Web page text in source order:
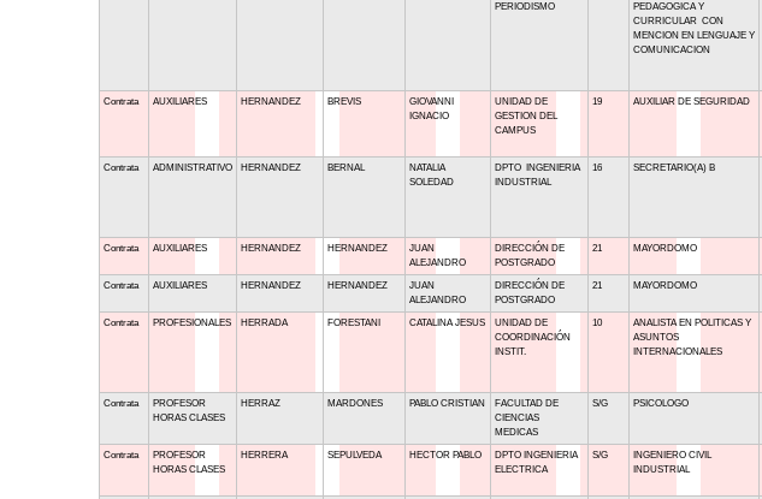
PERIODISMO
PEDAGOGICA Y
CURRICULAR CON
MENCION EN LENGUAJE Y
COMUNICACION
Contrata AUXILIARES HERNANDEZ BREVIS
GIOVANNI
IGNACIO
UNIDAD DE
GESTION DEL
CAMPUS
19 AUXILIAR DE SEGURIDAD
Contrata ADMINISTRATIVO HERNANDEZ BERNAL
NATALIA
SOLEDAD
DPTO INGENIERIA
INDUSTRIAL
16 SECRETARIO(A) B
Contrata AUXILIARES HERNANDEZ HERNANDEZ
JUAN
ALEJANDRO
DIRECCIÓN DE
POSTGRADO
21 MAYORDOMO
Contrata AUXILIARES HERNANDEZ HERNANDEZ
JUAN
ALEJANDRO
DIRECCIÓN DE
POSTGRADO
21 MAYORDOMO
Contrata PROFESIONALES HERRADA FORESTANI CATALINA JESUS
UNIDAD DE
COORDINACIÓN
INSTIT.
10
ANALISTA EN POLITICAS Y
ASUNTOS
INTERNACIONALES
Contrata
PROFESOR
HORAS CLASES
HERRAZ MARDONES PABLO CRISTIAN
FACULTAD DE
CIENCIAS
MEDICAS
S/G PSICOLOGO
Contrata
PROFESOR
HORAS CLASES
HERRERA SEPULVEDA HECTOR PABLO
DPTO INGENIERIA
ELECTRICA
S/G
INGENIERO CIVIL
INDUSTRIAL